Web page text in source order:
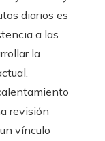
diarios es
a las
la
revisión
vínculo